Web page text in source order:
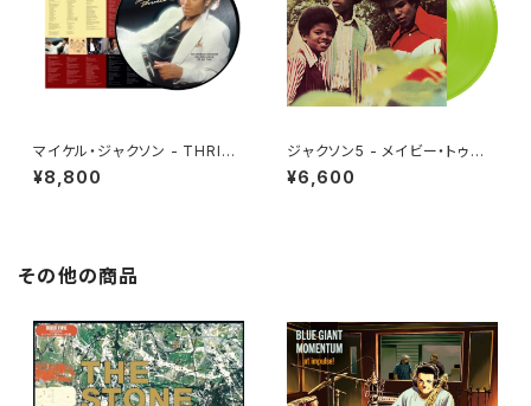
マイケル・ジャクソン - THRILL
ER[PICTURE VINYL](LP)
¥8,800
ジャクソン5 - メイビー・トゥモ
ロー [さよならは言わないで](L
P重量盤)
¥6,600
その他の商品